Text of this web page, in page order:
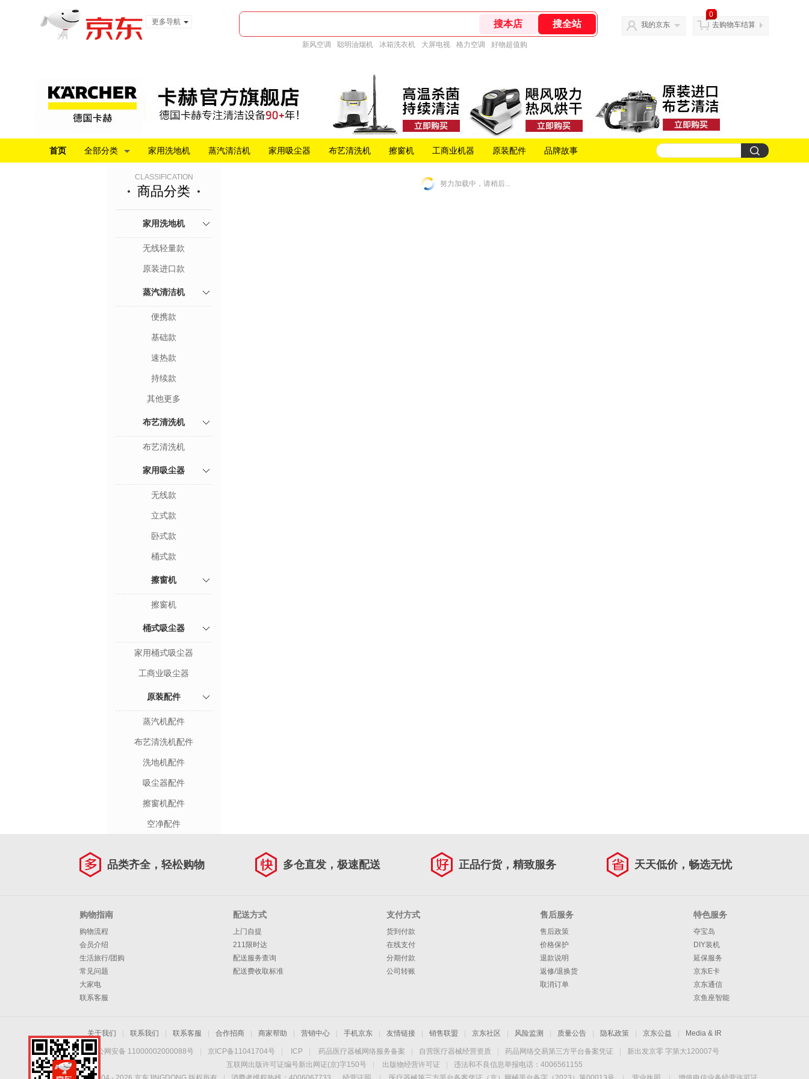
更多导航
新风空调 聪明油烟机 冰箱洗衣机 大屏电视 格力空调 好物超值购
我的京东
0
去购物车结算
首页 全部分类 家用洗地机 蒸汽清洁机 家用吸尘器 布艺清洗机 擦窗机 工商业机器 原装配件 品牌故事
CLASSIFICATION
商品分类
家用洗地机
无线轻量款
原装进口款
蒸汽清洁机
便携款
基础款
速热款
持续款
其他更多
布艺清洗机
布艺清洗机
家用吸尘器
无线款
立式款
卧式款
桶式款
擦窗机
擦窗机
桶式吸尘器
家用桶式吸尘器
工商业吸尘器
原装配件
蒸汽机配件
布艺清洗机配件
洗地机配件
吸尘器配件
擦窗机配件
空净配件
努力加载中，请稍后...
品类齐全，轻松购物 多仓直发，极速配送 正品行货，精致服务 天天低价，畅选无忧
购物指南
购物流程
会员介绍
生活旅行/团购
常见问题
大家电
联系客服
配送方式
上门自提
211限时达
配送服务查询
配送费收取标准
支付方式
货到付款
在线支付
分期付款
公司转账
售后服务
售后政策
价格保护
退款说明
返修/退换货
取消订单
特色服务
夺宝岛
DIY装机
延保服务
京东E卡
京东通信
京鱼座智能
关于我们 联系我们 联系客服 合作招商 商家帮助 营销中心 手机京东 友情链接 销售联盟 京东社区 风险监测 质量公告 隐私政策 京东公益 Media & IR
京公网安备 11000002000088号 京ICP备11041704号 ICP 药品医疗器械网络服务备案 自营医疗器械经营资质 药品网络交易第三方平台备案凭证
新出发京零 字第大120007号
互联网出版许可证编号新出网证(京)字150号
出版物经营许可证
违法和不良信息举报电话：4006561155